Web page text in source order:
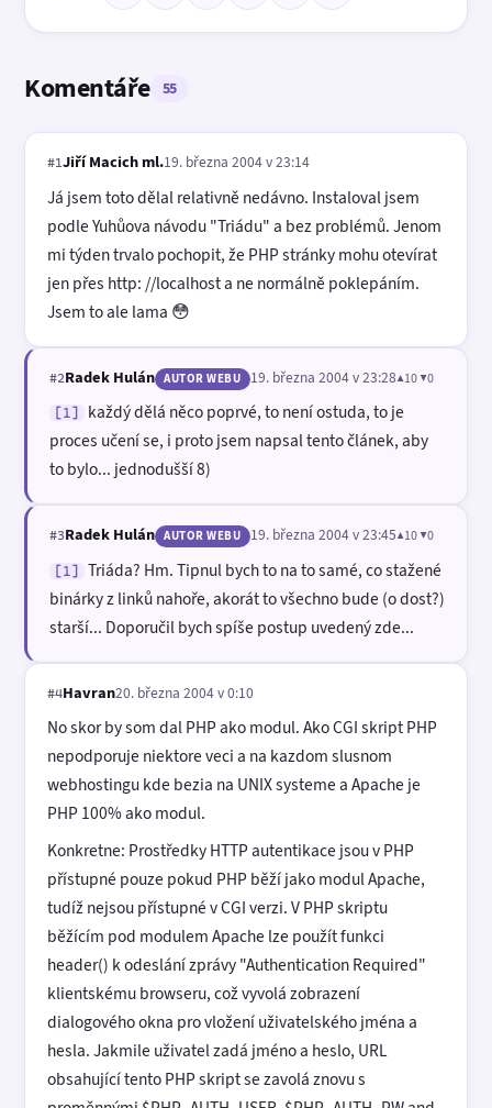
Komentáře 55
#1Jiří Macich ml.19. března 2004 v 23:14
Já jsem toto dělal relativně nedávno. Instaloval jsem
podle Yuhůova návodu "Triádu" a bez problémů. Jenom
mi týden trvalo pochopit, že PHP stránky mohu otevírat
jen přes http: //localhost a ne normálně poklepáním.
Jsem to ale lama 😳
#2Radek Hulán AUTOR WEBU 19. března 2004 v 23:28▲10 ▼0
[1]
každý dělá něco poprvé, to není ostuda, to je
proces učení se, i proto jsem napsal tento článek, aby
to bylo... jednodušší 8)
#3Radek Hulán AUTOR WEBU 19. března 2004 v 23:45▲10 ▼0
[1]
Triáda? Hm. Tipnul bych to na to samé, co stažené
binárky z linků nahoře, akorát to všechno bude (o dost?)
starší... Doporučil bych spíše postup uvedený zde...
#4Havran20. března 2004 v 0:10
No skor by som dal PHP ako modul. Ako CGI skript PHP
nepodporuje niektore veci a na kazdom slusnom
webhostingu kde bezia na UNIX systeme a Apache je
PHP 100% ako modul.
Konkretne: Prostředky HTTP autentikace jsou v PHP
přístupné pouze pokud PHP běží jako modul Apache,
tudíž nejsou přístupné v CGI verzi. V PHP skriptu
běžícím pod modulem Apache lze použít funkci
header() k odeslání zprávy "Authentication Required"
klientskému browseru, což vyvolá zobrazení
dialogového okna pro vložení uživatelského jména a
hesla. Jakmile uživatel zadá jméno a heslo, URL
obsahující tento PHP skript se zavolá znovu s